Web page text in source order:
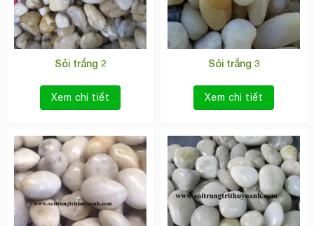
Sỏi trắng 2
Xem chi tiết
Sỏi trắng 3
Xem chi tiết